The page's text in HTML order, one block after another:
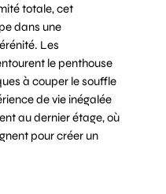
totale, cet
dans une
Les
le penthouse
à couper le souffle
de vie inégalée
au dernier étage, où
pour créer un